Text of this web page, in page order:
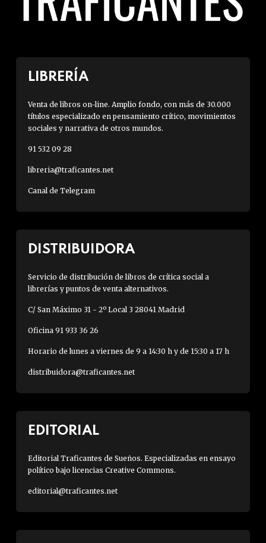
LIBRERÍA
Venta de libros on-line. Amplio fondo, con más de 30.000
títulos especializado en pensamiento crítico, movimientos
sociales y narrativa de otros mundos.
91 532 09 28
libreria@traficantes.net
Canal de Telegram
DISTRIBUIDORA
Servicio de distribución de libros de crítica social a
librerías y puntos de venta alternativos.
C/ San Máximo 31 - 2º Local 3 28041 Madrid
Oficina 91 933 36 26
Horario de lunes a viernes de 9 a 14:30 h y de 15:30 a 17 h
distribuidora@traficantes.net
EDITORIAL
Editorial Traficantes de Sueños. Especializadas en ensayo
político bajo licencias Creative Commons.
editorial@traficantes.net